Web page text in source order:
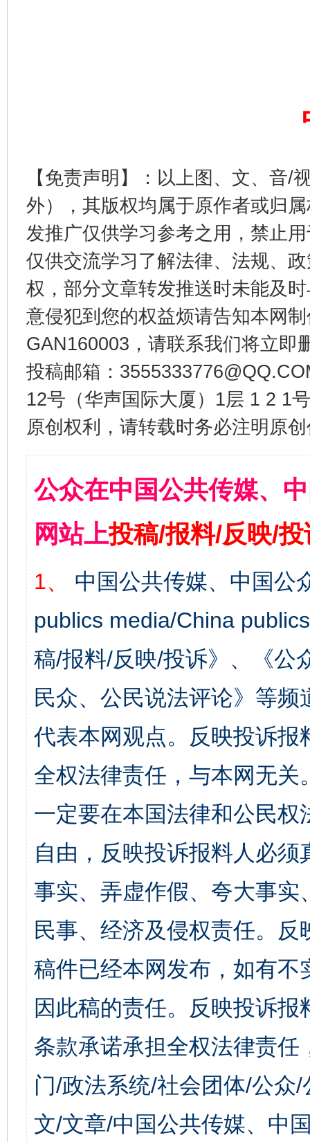
【免责声明】：以上图、文、音/
外），其版权均属于原作者或归
发推广仅供学习参考之用，禁止
仅供交流学习了解法律、法规、
权，部分文章转发推送时未能及
意侵犯到您的权益烦请告知本网
GAN160003，请联系我们将立即
投稿邮箱：
12号（华声国际大厦）1层 1 2 1
原创权利，请转载时务必注明原
公众在中国公共传媒、
网站上投稿/报料/反映/
1、
中国公共传媒、中国公
publics media/China
稿/报料/反映/投诉》、《公
民众、公民说法评论》等
代表本网观点。反映投诉
全权法律责任，与本网无
一定要在本国法律和公民
自由，反映投诉报料人必
事实、弄虚作假、夸大事
民事、经济及侵权责任。
稿件已经本网发布，如有
因此稿的责任。反映投诉
条款承诺承担全权法律责
门/政法系统/社会团体/公众
文/文章/中国公共传媒、中